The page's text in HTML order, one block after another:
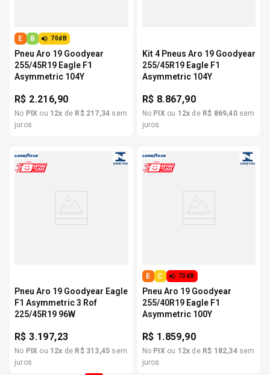
E B 70dB
Pneu Aro 19 Goodyear
255/45R19 Eagle F1
Asymmetric 104Y
R$ 2.216,90
No PIX ou 12x de R$ 217,34 sem
juros
Kit 4 Pneus Aro 19 Goodyear
255/45R19 Eagle F1
Asymmetric 104Y
R$ 8.867,90
No PIX ou 12x de R$ 869,40sem
juros
Pneu Aro 19 Goodyear Eagle
F1 Asymmetric 3 Rof
225/45R19 96W
R$3.197,23
No PIX ou 12x de R$ 313,45 sem
juros
E C 73dB
Pneu Aro 19 Goodyear
255/40R19 Eagle F1
Asymmetric 100Y
R$ 1.859,90
No PIX ou 12x de R$ 182,34sem
juros